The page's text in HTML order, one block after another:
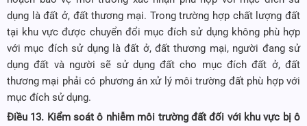
dụng là đất ở, đất thương mại. Trong trường hợp chất lượng đất
tại khu vực được chuyển đổi mục đích sử dụng không phù hợp
với mục đích sử dụng là đất ở, đất thương mại, người đang sử
dụng đất và người sẽ sử dụng đất cho mục đích đất ở, đất
thương mại phải có phương án xử lý môi trường đất phù hợp với
mục đích sử dụng.
Điều 13. Kiểm soát ô nhiễm môi trường đất đối với khu vực bị ô